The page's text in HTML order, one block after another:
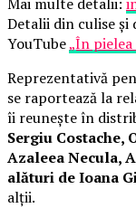
Detalii din culise și
YouTube„În pielea
Reprezentativă
se raportează la
îi reunește în
Sergiu Costache,
Azaleea Necula,
alături de Ioana
alții.